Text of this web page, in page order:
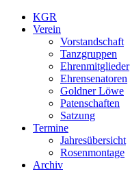
KGR
Verein
Vorstandschaft
Tanzgruppen
Ehrenmitglieder
Ehrensenatoren
Goldner Löwe
Patenschaften
Satzung
Termine
Jahresübersicht
Rosenmontage
Archiv